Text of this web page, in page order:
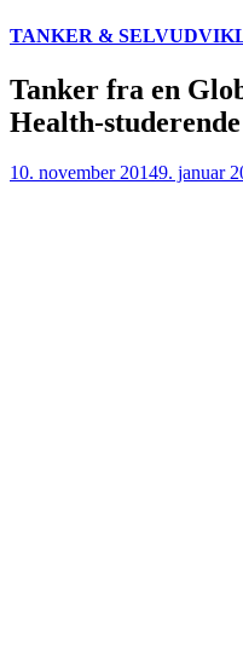
Skip
content
TANKER &
Tanker fra en
Health-studerende
10. november 20149. januar